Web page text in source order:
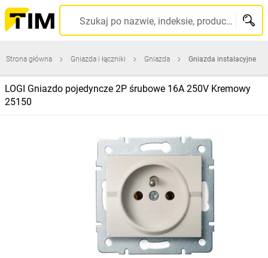
Szukaj po nazwie, indeksie, producencie, kodzie kreskowym...
Strona główna Gniazda i łączniki Gniazda Gniazda instalacyjne
LOGI Gniazdo pojedyncze 2P śrubowe 16A 250V Kremowy
25150